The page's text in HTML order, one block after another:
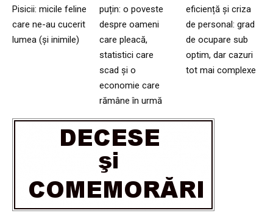
Pisicii: micile feline
care ne-au cucerit
lumea (și inimile)
puțin: o poveste
despre oameni
care pleacă,
statistici care
scad și o
economie care
rămâne în urmă
eficiență și criza
de personal: grad
de ocupare sub
optim, dar cazuri
tot mai complexe